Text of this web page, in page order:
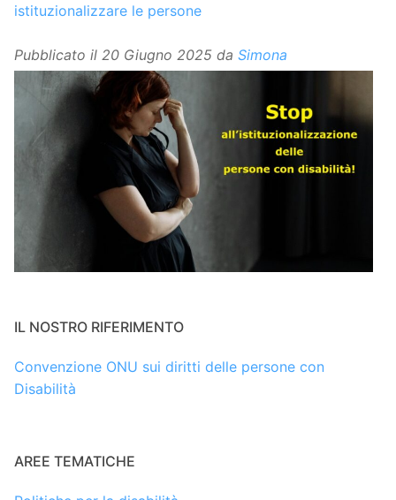
istituzionalizzare le persone
Pubblicato il 20 Giugno 2025 da Simona
IL NOSTRO RIFERIMENTO
Convenzione ONU sui diritti delle persone con
Disabilità
AREE TEMATICHE